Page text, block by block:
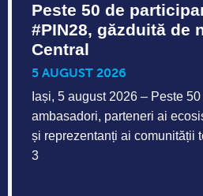
Peste 50 de
#PIN28, găzduită de
Central
5 AUGUST 2026
Iași, 5 august 2026 – Peste
ambasadori, parteneri ai
și reprezentanți ai comunității
3